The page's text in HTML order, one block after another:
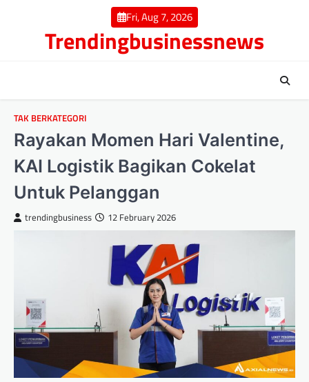
Fri, Aug 7, 2026
Trendingbusinessnews
TAK BERKATEGORI
Rayakan Momen Hari Valentine,
KAI Logistik Bagikan Cokelat
Untuk Pelanggan
trendingbusiness 12 February 2026